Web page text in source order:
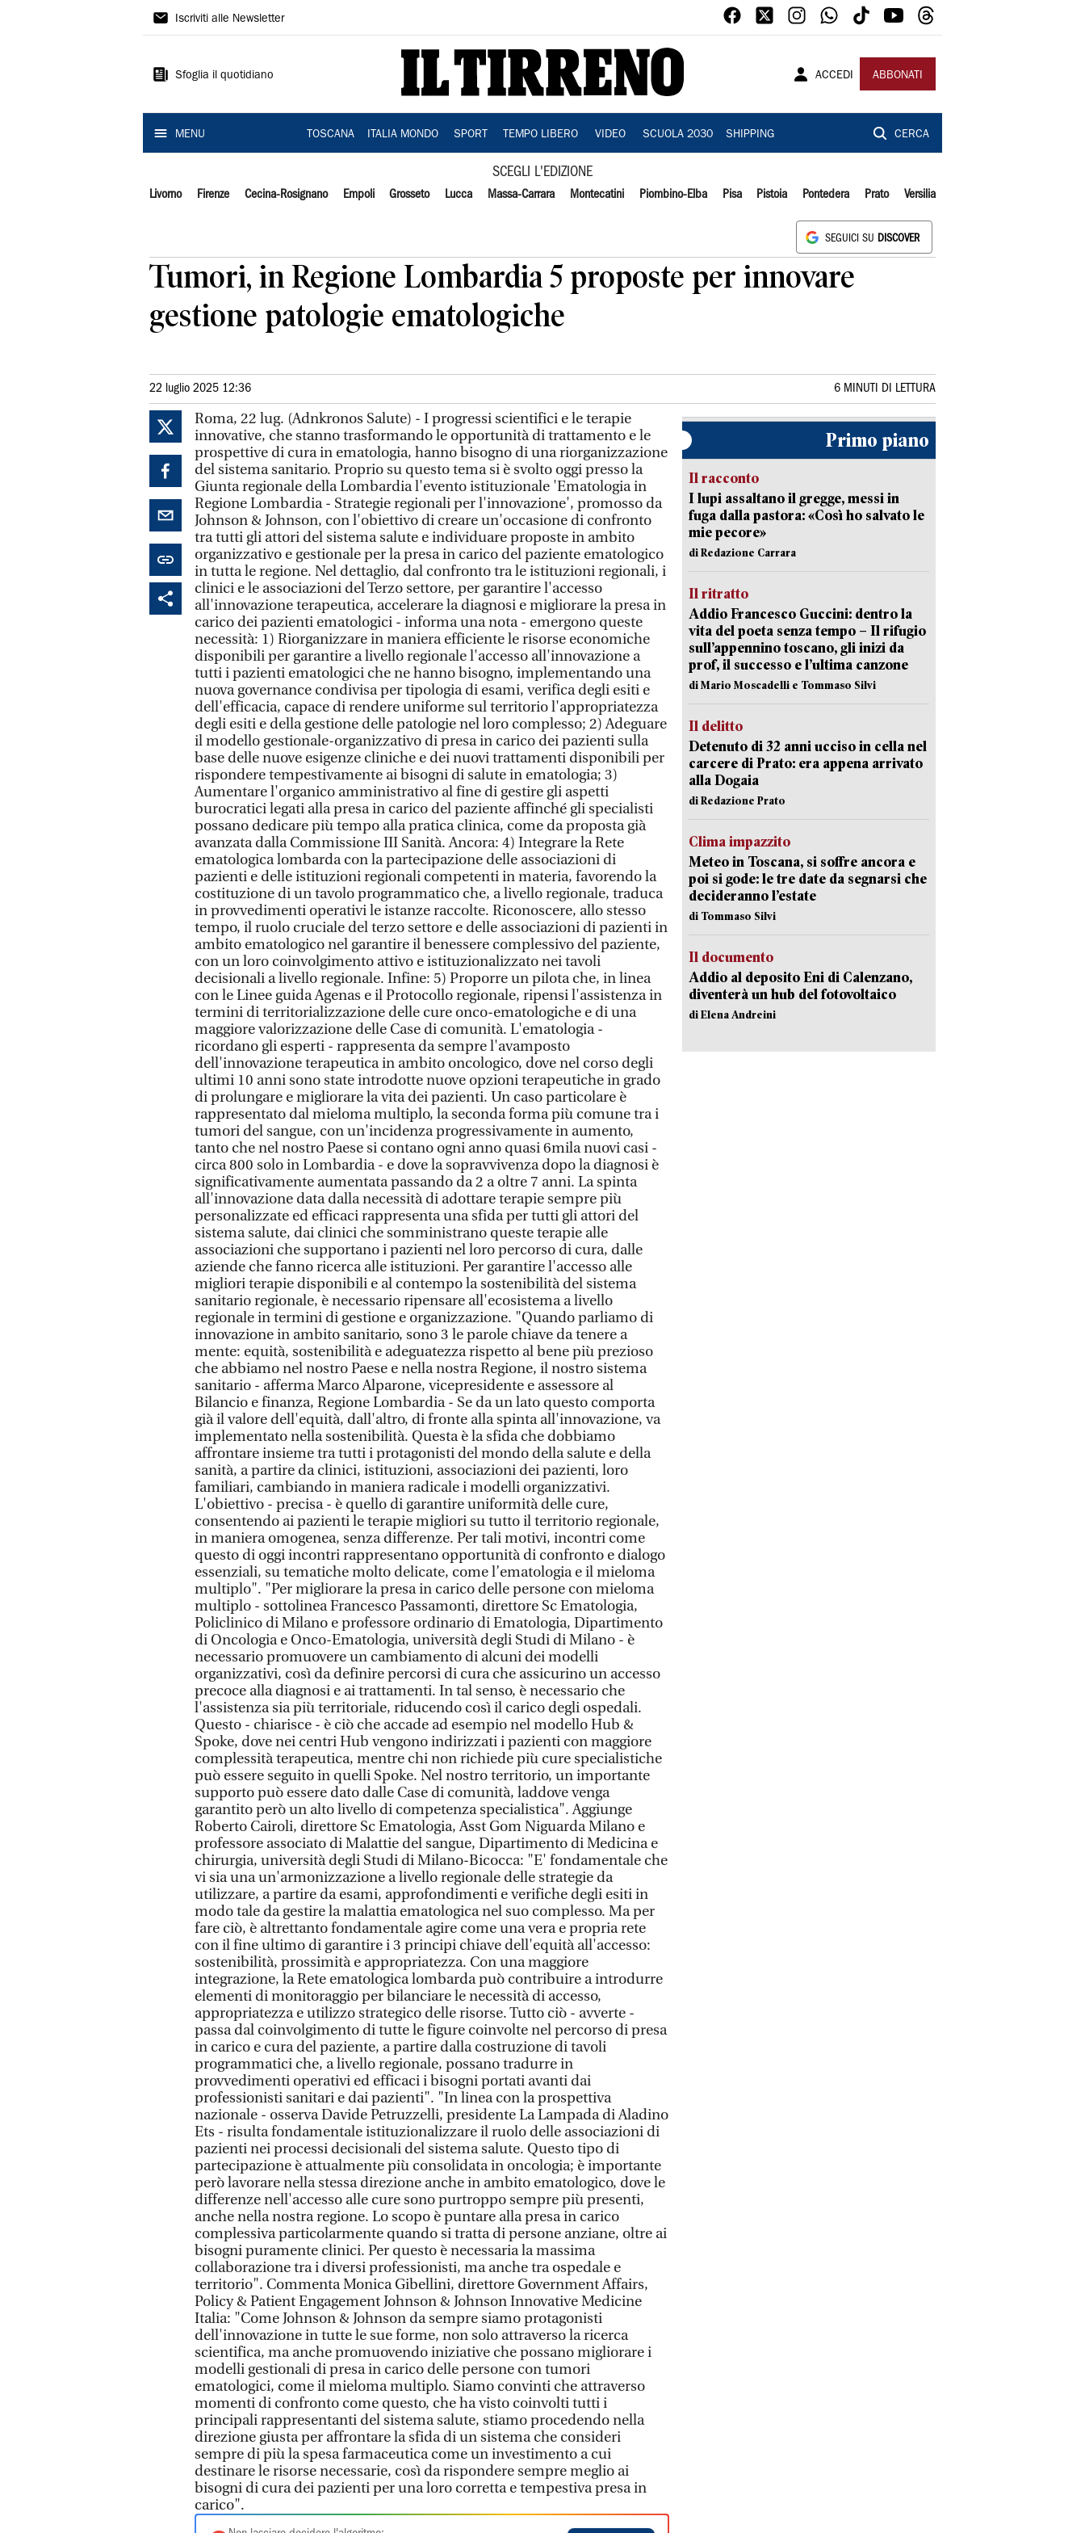
Il
Iscriviti alle Newsletter
Sfoglia il quotidiano ACCEDI ABBONATI
MENU TOSCANA ITALIA MONDO SPORT TEMPO LIBERO VIDEO SCUOLA 2030 SHIPPING CERCA
SCEGLI L'EDIZIONE
Livorno Firenze Cecina-Rosignano Empoli Grosseto Lucca Massa-Carrara Montecatini Piombino-Elba Pisa Pistoia Pontedera Prato Versilia
SEGUICI SU DISCOVER
Tumori, in Regione Lombardia 5 proposte per innovare
gestione patologie ematologiche
22 luglio 2025 12:36 6 MINUTI DI LETTURA
Roma, 22 lug. (Adnkronos Salute) - I progressi scientifici e le terapie
innovative, che stanno trasformando le opportunità di trattamento e le
prospettive di cura in ematologia, hanno bisogno di una riorganizzazione
del sistema sanitario. Proprio su questo tema si è svolto oggi presso la
Giunta regionale della Lombardia l'evento istituzionale 'Ematologia in
Regione Lombardia - Strategie regionali per l'innovazione', promosso da
Johnson & Johnson, con l'obiettivo di creare un'occasione di confronto
tra tutti gli attori del sistema salute e individuare proposte in ambito
organizzativo e gestionale per la presa in carico del paziente ematologico
in tutta le regione. Nel dettaglio, dal confronto tra le istituzioni regionali, i
clinici e le associazioni del Terzo settore, per garantire l'accesso
all'innovazione terapeutica, accelerare la diagnosi e migliorare la presa in
carico dei pazienti ematologici - informa una nota - emergono queste
necessità: 1) Riorganizzare in maniera efficiente le risorse economiche
disponibili per garantire a livello regionale l'accesso all'innovazione a
tutti i pazienti ematologici che ne hanno bisogno, implementando una
nuova governance condivisa per tipologia di esami, verifica degli esiti e
dell'efficacia, capace di rendere uniforme sul territorio l'appropriatezza
degli esiti e della gestione delle patologie nel loro complesso; 2) Adeguare
il modello gestionale-organizzativo di presa in carico dei pazienti sulla
base delle nuove esigenze cliniche e dei nuovi trattamenti disponibili per
rispondere tempestivamente ai bisogni di salute in ematologia; 3)
Aumentare l'organico amministrativo al fine di gestire gli aspetti
burocratici legati alla presa in carico del paziente affinché gli specialisti
possano dedicare più tempo alla pratica clinica, come da proposta già
avanzata dalla Commissione III Sanità. Ancora: 4) Integrare la Rete
ematologica lombarda con la partecipazione delle associazioni di
pazienti e delle istituzioni regionali competenti in materia, favorendo la
costituzione di un tavolo programmatico che, a livello regionale, traduca
in provvedimenti operativi le istanze raccolte. Riconoscere, allo stesso
tempo, il ruolo cruciale del terzo settore e delle associazioni di pazienti in
ambito ematologico nel garantire il benessere complessivo del paziente,
con un loro coinvolgimento attivo e istituzionalizzato nei tavoli
decisionali a livello regionale. Infine: 5) Proporre un pilota che, in linea
con le Linee guida Agenas e il Protocollo regionale, ripensi l'assistenza in
termini di territorializzazione delle cure onco-ematologiche e di una
maggiore valorizzazione delle Case di comunità. L'ematologia -
ricordano gli esperti - rappresenta da sempre l'avamposto
dell'innovazione terapeutica in ambito oncologico, dove nel corso degli
ultimi 10 anni sono state introdotte nuove opzioni terapeutiche in grado
di prolungare e migliorare la vita dei pazienti. Un caso particolare è
rappresentato dal mieloma multiplo, la seconda forma più comune tra i
tumori del sangue, con un'incidenza progressivamente in aumento,
tanto che nel nostro Paese si contano ogni anno quasi 6mila nuovi casi -
circa 800 solo in Lombardia - e dove la sopravvivenza dopo la diagnosi è
significativamente aumentata passando da 2 a oltre 7 anni. La spinta
all'innovazione data dalla necessità di adottare terapie sempre più
personalizzate ed efficaci rappresenta una sfida per tutti gli attori del
sistema salute, dai clinici che somministrano queste terapie alle
associazioni che supportano i pazienti nel loro percorso di cura, dalle
aziende che fanno ricerca alle istituzioni. Per garantire l'accesso alle
migliori terapie disponibili e al contempo la sostenibilità del sistema
sanitario regionale, è necessario ripensare all'ecosistema a livello
regionale in termini di gestione e organizzazione. "Quando parliamo di
innovazione in ambito sanitario, sono 3 le parole chiave da tenere a
mente: equità, sostenibilità e adeguatezza rispetto al bene più prezioso
che abbiamo nel nostro Paese e nella nostra Regione, il nostro sistema
sanitario - afferma Marco Alparone, vicepresidente e assessore al
Bilancio e finanza, Regione Lombardia - Se da un lato questo comporta
già il valore dell'equità, dall'altro, di fronte alla spinta all'innovazione, va
implementato nella sostenibilità. Questa è la sfida che dobbiamo
affrontare insieme tra tutti i protagonisti del mondo della salute e della
sanità, a partire da clinici, istituzioni, associazioni dei pazienti, loro
familiari, cambiando in maniera radicale i modelli organizzativi.
L'obiettivo - precisa - è quello di garantire uniformità delle cure,
consentendo ai pazienti le terapie migliori su tutto il territorio regionale,
in maniera omogenea, senza differenze. Per tali motivi, incontri come
questo di oggi incontri rappresentano opportunità di confronto e dialogo
essenziali, su tematiche molto delicate, come l’ematologia e il mieloma
multiplo". "Per migliorare la presa in carico delle persone con mieloma
multiplo - sottolinea Francesco Passamonti, direttore Sc Ematologia,
Policlinico di Milano e professore ordinario di Ematologia, Dipartimento
di Oncologia e Onco-Ematologia, università degli Studi di Milano - è
necessario promuovere un cambiamento di alcuni dei modelli
organizzativi, così da definire percorsi di cura che assicurino un accesso
precoce alla diagnosi e ai trattamenti. In tal senso, è necessario che
l'assistenza sia più territoriale, riducendo così il carico degli ospedali.
Questo - chiarisce - è ciò che accade ad esempio nel modello Hub &
Spoke, dove nei centri Hub vengono indirizzati i pazienti con maggiore
complessità terapeutica, mentre chi non richiede più cure specialistiche
può essere seguito in quelli Spoke. Nel nostro territorio, un importante
supporto può essere dato dalle Case di comunità, laddove venga
garantito però un alto livello di competenza specialistica". Aggiunge
Roberto Cairoli, direttore Sc Ematologia, Asst Gom Niguarda Milano e
professore associato di Malattie del sangue, Dipartimento di Medicina e
chirurgia, università degli Studi di Milano-Bicocca: "E' fondamentale che
vi sia una un'armonizzazione a livello regionale delle strategie da
utilizzare, a partire da esami, approfondimenti e verifiche degli esiti in
modo tale da gestire la malattia ematologica nel suo complesso. Ma per
fare ciò, è altrettanto fondamentale agire come una vera e propria rete
con il fine ultimo di garantire i 3 principi chiave dell'equità all'accesso:
sostenibilità, prossimità e appropriatezza. Con una maggiore
integrazione, la Rete ematologica lombarda può contribuire a introdurre
elementi di monitoraggio per bilanciare le necessità di accesso,
appropriatezza e utilizzo strategico delle risorse. Tutto ciò - avverte -
passa dal coinvolgimento di tutte le figure coinvolte nel percorso di presa
in carico e cura del paziente, a partire dalla costruzione di tavoli
programmatici che, a livello regionale, possano tradurre in
provvedimenti operativi ed efficaci i bisogni portati avanti dai
professionisti sanitari e dai pazienti". "In linea con la prospettiva
nazionale - osserva Davide Petruzzelli, presidente La Lampada di Aladino
Ets - risulta fondamentale istituzionalizzare il ruolo delle associazioni di
pazienti nei processi decisionali del sistema salute. Questo tipo di
partecipazione è attualmente più consolidata in oncologia; è importante
però lavorare nella stessa direzione anche in ambito ematologico, dove le
differenze nell'accesso alle cure sono purtroppo sempre più presenti,
anche nella nostra regione. Lo scopo è puntare alla presa in carico
complessiva particolarmente quando si tratta di persone anziane, oltre ai
bisogni puramente clinici. Per questo è necessaria la massima
collaborazione tra i diversi professionisti, ma anche tra ospedale e
territorio". Commenta Monica Gibellini, direttore Government Affairs,
Policy & Patient Engagement Johnson & Johnson Innovative Medicine
Italia: "Come Johnson & Johnson da sempre siamo protagonisti
dell'innovazione in tutte le sue forme, non solo attraverso la ricerca
scientifica, ma anche promuovendo iniziative che possano migliorare i
modelli gestionali di presa in carico delle persone con tumori
ematologici, come il mieloma multiplo. Siamo convinti che attraverso
momenti di confronto come questo, che ha visto coinvolti tutti i
principali rappresentanti del sistema salute, stiamo procedendo nella
direzione giusta per affrontare la sfida di un sistema che consideri
sempre di più la spesa farmaceutica come un investimento a cui
destinare le risorse necessarie, così da rispondere sempre meglio ai
bisogni di cura dei pazienti per una loro corretta e tempestiva presa in
carico".
Primo piano
Il racconto
I lupi assaltano il gregge, messi in
fuga dalla pastora: «Così ho salvato le
mie pecore»
di Redazione Carrara
Il ritratto
Addio Francesco Guccini: dentro la
vita del poeta senza tempo – Il rifugio
sull’appennino toscano, gli inizi da
prof, il successo e l’ultima canzone
di Mario Moscadelli e Tommaso Silvi
Il delitto
Detenuto di 32 anni ucciso in cella nel
carcere di Prato: era appena arrivato
alla Dogaia
di Redazione Prato
Clima impazzito
Meteo in Toscana, si soffre ancora e
poi si gode: le tre date da segnarsi che
decideranno l’estate
di Tommaso Silvi
Il documento
Addio al deposito Eni di Calenzano,
diventerà un hub del fotovoltaico
di Elena Andreini